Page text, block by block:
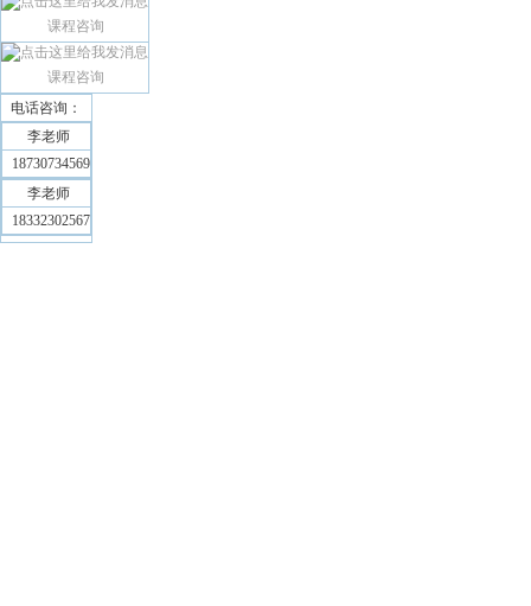
课程咨询
课程咨询
电话咨询：
李老师
18730734569
李老师
18332302567